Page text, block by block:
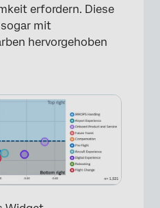
erfordern. Diese
mit
hervorgehoben